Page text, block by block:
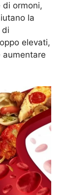
di ormoni,
la
di
elevati,
aumentare